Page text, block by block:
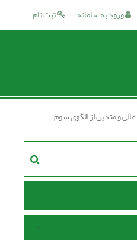
ثبت نام ورود به سامانه
و متدین از الگوی سوم